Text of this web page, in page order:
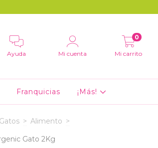
Ayuda Mi cuenta Mi carrito
0
Franquicias ¡Más!
Gatos > Alimento >
Gato 2Kg